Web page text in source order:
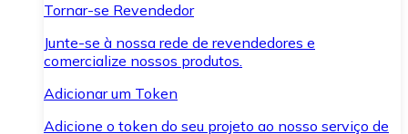
Tornar-se Revendedor
Junte-se à nossa rede de revendedores e
comercialize nossos produtos.
Adicionar um Token
Adicione o token do seu projeto ao nosso serviço de